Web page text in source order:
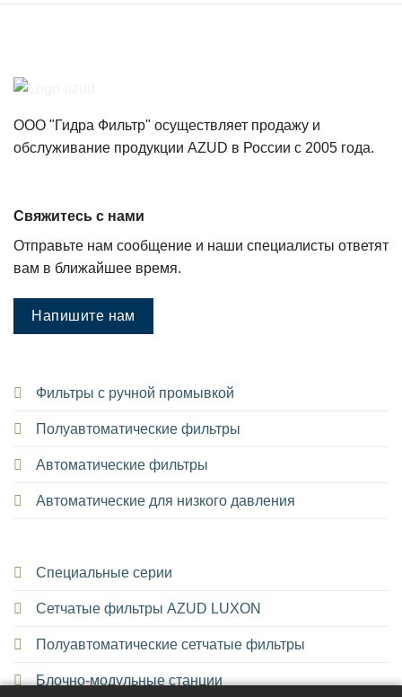
ООО "Гидра Фильтр" осуществляет продажу и
обслуживание продукции AZUD в России с 2005 года.
Фильтры с ручной промывкой
Полуавтоматические фильтры
Автоматические фильтры
Автоматические для низкого давления
Специальные серии
Сетчатые фильтры AZUD LUXON
Полуавтоматические сетчатые фильтры
Блочно-модульные станции
Свяжитесь с нами
Отправьте нам сообщение и наши специалисты ответят
вам в ближайшее время.
Напишите нам